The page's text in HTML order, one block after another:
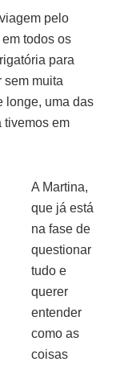
pelo
todos os
para
sem muita
longe, uma das
tivemos em
A Martina,
que já está
na fase de
questionar
tudo e
querer
entender
como as
coisas